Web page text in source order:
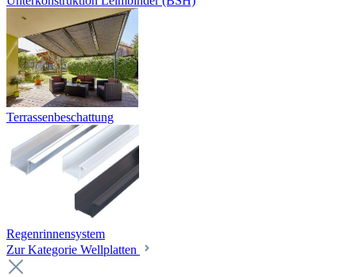
Terrassenbeschattung
Regenrinnensystem
Zur Kategorie Wellplatten